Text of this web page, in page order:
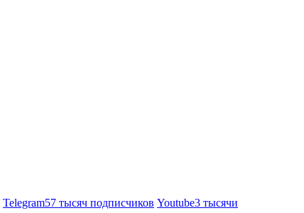
Telegram57 тысяч подписчиков Youtube3 тысячи